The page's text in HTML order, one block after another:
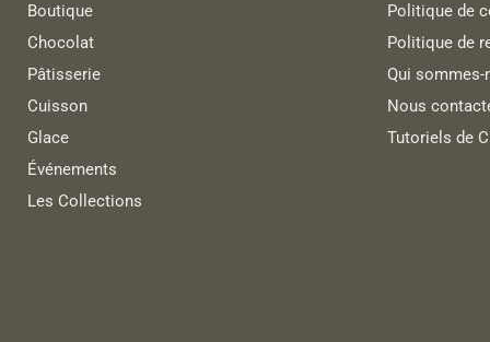
Boutique
Chocolat
Pâtisserie
Cuisson
Glace
Événements
Les Collections
Politique de
Politique de
Qui sommes-
Nous
Tutoriels de